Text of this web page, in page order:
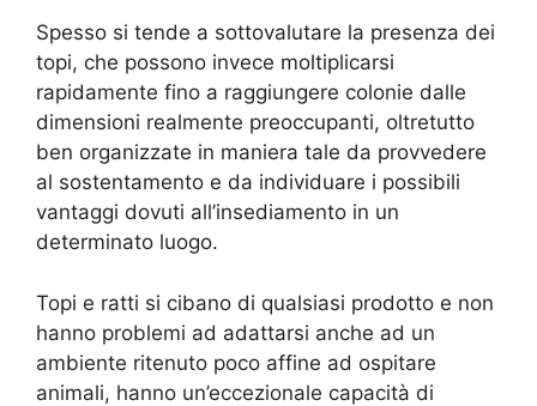
Spesso si tende a sottovalutare la presenza dei
topi, che possono invece moltiplicarsi
rapidamente fino a raggiungere colonie dalle
dimensioni realmente preoccupanti, oltretutto
ben organizzate in maniera tale da provvedere
al sostentamento e da individuare i possibili
vantaggi dovuti all’insediamento in un
determinato luogo.
Topi e ratti si cibano di qualsiasi prodotto e non
hanno problemi ad adattarsi anche ad un
ambiente ritenuto poco affine ad ospitare
animali, hanno un’eccezionale capacità di